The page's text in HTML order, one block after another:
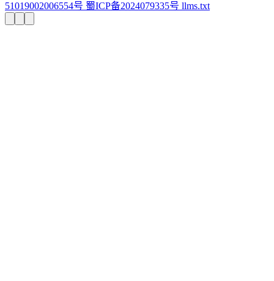
51019002006554号 蜀ICP备2024079335号 llms.txt